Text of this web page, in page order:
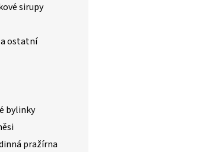
sirupy
a ostatní
bylinky
pražírna